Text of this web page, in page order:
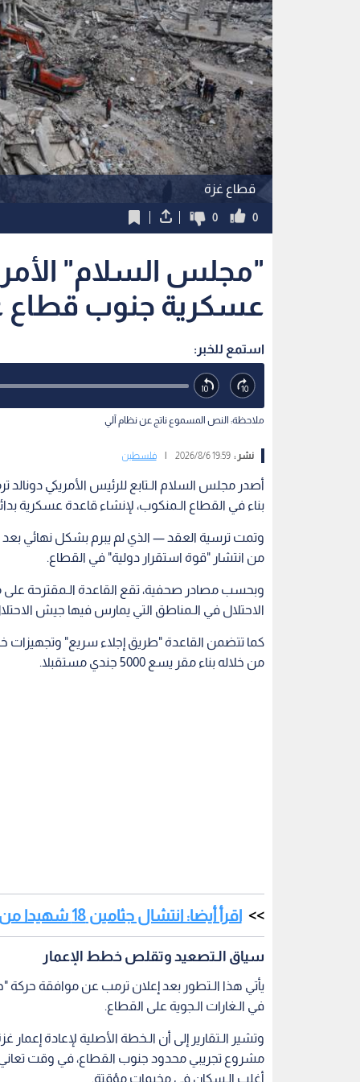
قطاع غزة
0
0
"مجلس السلام"
عسكرية جنوب قطاع
استمع للخبر:
ملاحظة: النص المسموع ناتج عن نظام آلي
نشر :19:59 2026/8/6 فلسطين
أصدر مجلس السلام الـتابع للرئيس الأمريكي
بناء في القطاع الـمنكوب، لإنشاء قاعدة عسكرية بدائية تسع 150 جنديا لإيواء
وتمت ترسية العقد — الذي لم يبرم بشكل نهائي بعد
من انتشار "قوة استقرار دولية" في القطاع.
الاحتلال في الـمناطق التي يمارس فيها جيش
كما تتضمن القاعدة "طريق إجلاء سريع" وتجهيزات
من خلاله بناء مقر يسع 5000 جندي مستقبلا.
اقرأ أيضا: انتشال جثامين 18 شهيدا من تحت أنقاض منزل عائلة كرم في قطاع غزة
سياق الـتصعيد وتقلص خطط الإعمار
يأتي هذا الـتطور بعد إعلان ترمب عن موافقة
في الـغارات الـجوية على القطاع.
وتشير الـتقارير إلى أن الـخطة الأصلية لإعادة
أغلب الـسكان في مخيمات مؤقتة.